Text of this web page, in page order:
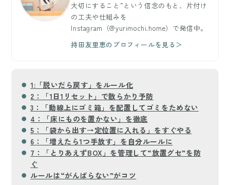
大切にすること”という信念のもと、片付け
の工夫や仕組みを
Instagram（@yurimochi.home）で発信中。
持田友里恵のプロフィールを見る＞
1:「脱いだら戻す」をルール化
2：「1日1リセット」で散らかり予防
3：「動線上にゴミ箱」を配置してゴミをためない
4：「床にものを置かない」を徹底
5：「袋から出す→定位置に入れる」をすぐやる
6：「増えたら1つ手放す」を自分ルールに
7：「とりあえずBOX」を管理して“放置グセ”を防
ぐ
ルールは“がんばらない”がコツ